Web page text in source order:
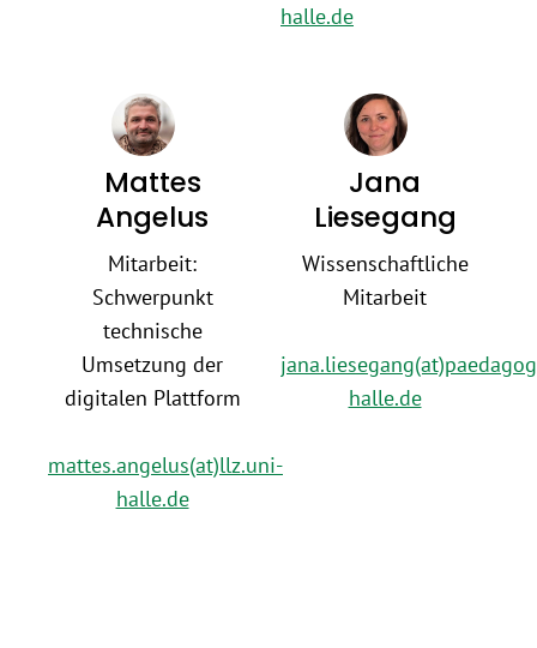
halle.de
Mattes
Angelus
Mitarbeit:
Schwerpunkt
technische
Umsetzung der
digitalen Plattform
mattes.angelus(at)llz.uni-
halle.de
Jana
Liesegang
Wissenschaftliche
Mitarbeit
halle.de